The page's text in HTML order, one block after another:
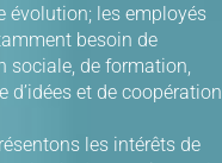
évolution; les employés
besoin de
sociale, de formation,
d’idées et de coopération
les intérêts de